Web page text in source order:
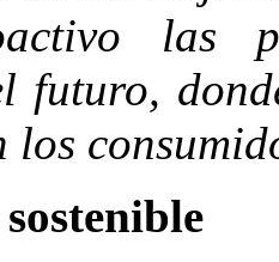
las
futuro,
los